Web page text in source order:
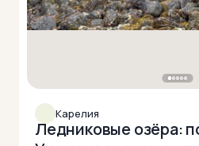
Карелия
Ледниковые озёра: